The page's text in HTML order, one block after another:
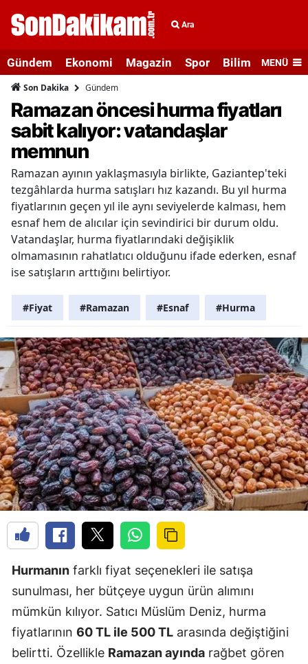
Ara
Gündem Ekonomi Magazin Spor Bilim veMENÜ
Son Dakika Gündem
Ramazan öncesi hurma fiyatları
sabit kalıyor: vatandaşlar
memnun
Ramazan ayının yaklaşmasıyla birlikte, Gaziantep'teki
tezgâhlarda hurma satışları hız kazandı. Bu yıl hurma
fiyatlarının geçen yıl ile aynı seviyelerde kalması, hem
esnaf hem de alıcılar için sevindirici bir durum oldu.
Vatandaşlar, hurma fiyatlarındaki değişiklik
olmamasının rahatlatıcı olduğunu ifade ederken, esnaf
ise satışların arttığını belirtiyor.
#Fiyat #Ramazan #Esnaf #Hurma
Hurmanın farklı fiyat seçenekleri ile satışa
sunulması, her bütçeye uygun ürün alımını
mümkün kılıyor. Satıcı Müslüm Deniz, hurma
fiyatlarının 60 TL ile 500 TL arasında değiştiğini
belirtti. Özellikle Ramazan ayında rağbet gören